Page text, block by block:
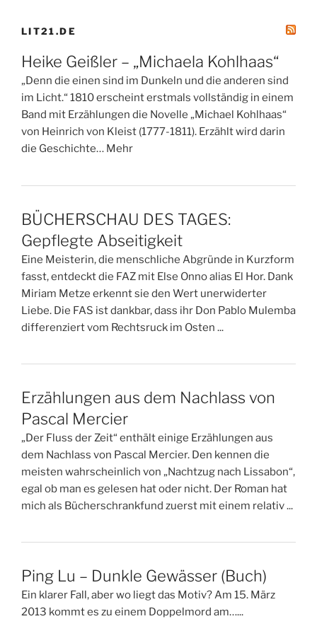
LIT21.DE
Heike Geißler – „Michaela Kohlhaas“
„Denn die einen sind im Dunkeln und die anderen sind
im Licht.“ 1810 erscheint erstmals vollständig in einem
Band mit Erzählungen die Novelle „Michael Kohlhaas“
von Heinrich von Kleist (1777-1811). Erzählt wird darin
die Geschichte… Mehr
BÜCHERSCHAU DES TAGES:
Gepflegte Abseitigkeit
Eine Meisterin, die menschliche Abgründe in Kurzform
fasst, entdeckt die FAZ mit Else Onno alias El Hor. Dank
Miriam Metze erkennt sie den Wert unerwiderter
Liebe. Die FAS ist dankbar, dass ihr Don Pablo Mulemba
differenziert vom Rechtsruck im Osten ...
Erzählungen aus dem Nachlass von
Pascal Mercier
„Der Fluss der Zeit“ enthält einige Erzählungen aus
dem Nachlass von Pascal Mercier. Den kennen die
meisten wahrscheinlich von „Nachtzug nach Lissabon“,
egal ob man es gelesen hat oder nicht. Der Roman hat
mich als Bücherschrankfund zuerst mit einem relativ ...
Ping Lu – Dunkle Gewässer (Buch)
Ein klarer Fall, aber wo liegt das Motiv? Am 15. März
2013 kommt es zu einem Doppelmord am…...